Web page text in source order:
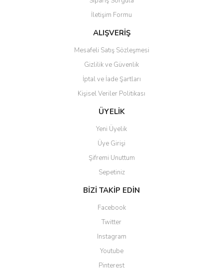
Bu ürüne benzer farklı alternatifler olmalı.
Gönder
İletişim Formu
ALIŞVERİŞ
Mesafeli Satış Sözleşmesi
Gizlilik ve Güvenlik
İptal ve İade Şartları
Kişisel Veriler Politikası
ÜYELİK
Yeni Üyelik
Üye Girişi
Şifremi Unuttum
Sepetiniz
BİZİ TAKİP EDİN
Facebook
Twitter
Instagram
Youtube
Pinterest